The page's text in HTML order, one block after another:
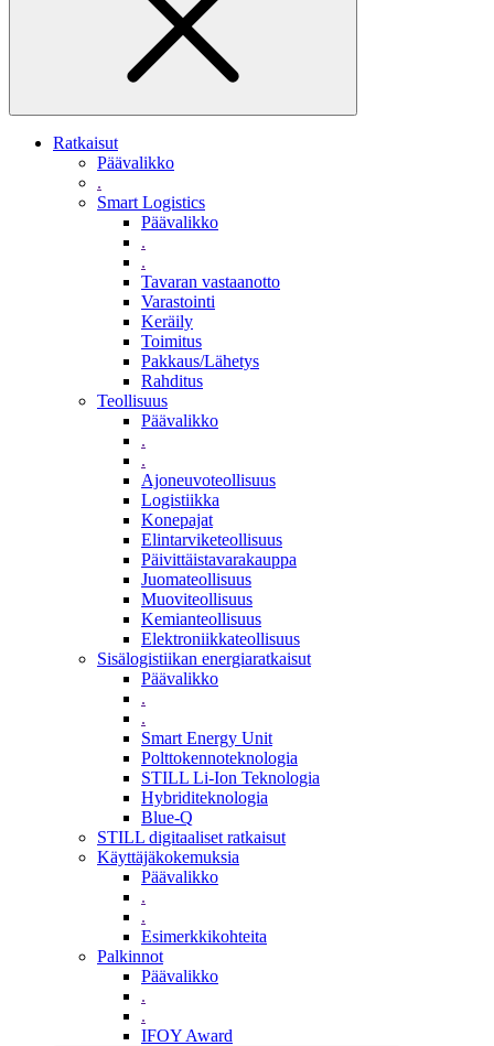
Ratkaisut
Päävalikko
.
Smart Logistics
Päävalikko
.
.
Tavaran vastaanotto
Varastointi
Keräily
Toimitus
Pakkaus/Lähetys
Rahditus
Teollisuus
Päävalikko
.
.
Ajoneuvoteollisuus
Logistiikka
Konepajat
Elintarviketeollisuus
Päivittäistavarakauppa
Juomateollisuus
Muoviteollisuus
Kemianteollisuus
Elektroniikkateollisuus
Sisälogistiikan energiaratkaisut
Päävalikko
.
.
Smart Energy Unit
Polttokennoteknologia
STILL Li-Ion Teknologia
Hybriditeknologia
Blue-Q
STILL digitaaliset ratkaisut
Käyttäjäkokemuksia
Päävalikko
.
.
Esimerkkikohteita
Palkinnot
Päävalikko
.
.
IFOY Award